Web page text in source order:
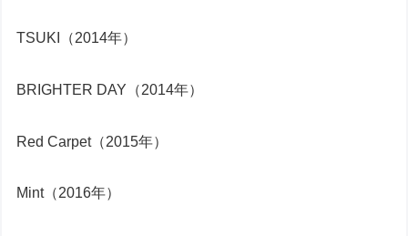
TSUKI（2014年）
BRIGHTER DAY（2014年）
Red Carpet（2015年）
Mint（2016年）